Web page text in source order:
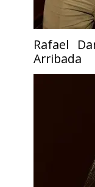
Rafael
Arribada